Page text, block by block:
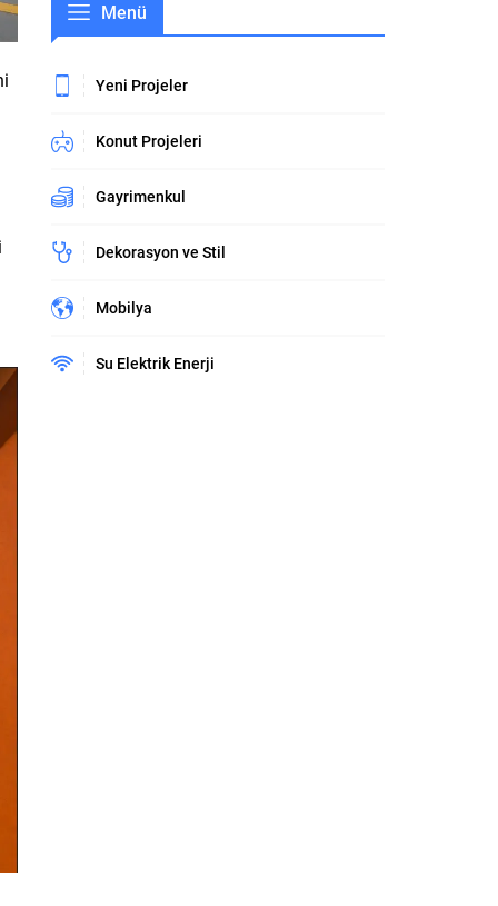
Menü
Yeni Projeler
Konut Projeleri
Gayrimenkul
Dekorasyon ve Stil
Mobilya
Su Elektrik Enerji